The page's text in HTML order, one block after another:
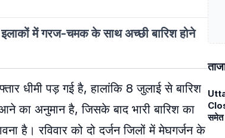
में गरज-चमक के साथ अच्छी बारिश होने
धीमी पड़ गई है, हालांकि 8 जुलाई से बारिश
का अनुमान है, जिसके बाद भारी बारिश का
है। रविवार को दो दर्जन जिलों में मेघगर्जन के
समेत